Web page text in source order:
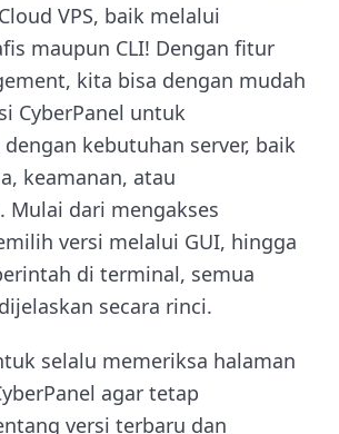
VPS, baik melalui
maupun CLI! Dengan fitur
kita bisa dengan mudah
CyberPanel untuk
kebutuhan server, baik
keamanan, atau
dari mengakses
versi melalui GUI, hingga
di terminal, semua
secara rinci.
selalu memeriksa halaman
agar tetap
versi terbaru dan